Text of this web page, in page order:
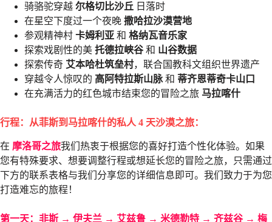
骑骆驼穿越 尔格切比沙丘 日落时
在星空下度过一个夜晚 撒哈拉沙漠营地
参观精神村 卡姆利亚 和 格纳瓦音乐家
探索戏剧性的美 托德拉峡谷 和 山谷数据
探索传奇 艾本哈杜筑垒村，联合国教科文组织世界遗产
穿越令人惊叹的 高阿特拉斯山脉和 蒂齐恩蒂奇卡山口
在充满活力的红色城市结束您的冒险之旅 马拉喀什
行程：从菲斯到马拉喀什的私人 4 天沙漠之旅：
在 摩洛哥之旅我们热衷于根据您的喜好打造个性化体验。如果
您有特殊要求、想要调整行程或想延长您的冒险之旅，只需通过
下方的联系表格与我们分享您的详细信息即可。我们致力于为您
打造难忘的旅程！
第一天：非斯 → 伊夫兰 → 艾兹鲁 → 米德勒特 → 齐兹谷 → 梅